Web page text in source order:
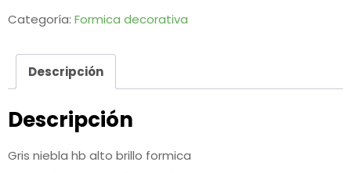
Categoría: Formica decorativa
Descripción
Descripción
Gris niebla hb alto brillo formica